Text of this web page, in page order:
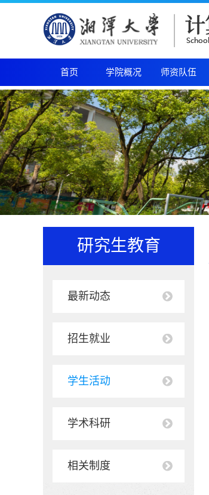
首页 学院概况 师资队伍
研究生教育
最新动态
招生就业
学生活动
学术科研
相关制度